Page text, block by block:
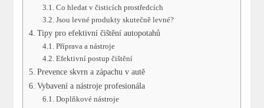
Co hledat v čisticích prostředcích
Jsou levné produkty skutečně levné?
Tipy pro efektivní čištění autopotahů
Příprava a nástroje
Efektivní postup čištění
Prevence skvrn a zápachu v autě
Vybavení a nástroje profesionála
Doplňkové nástroje